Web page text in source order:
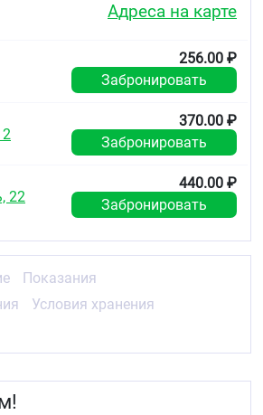
Адреса на карте
256.00 ₽
Забронировать
370.00 ₽
Забронировать
22
440.00 ₽
Забронировать
Показания
Условия хранения